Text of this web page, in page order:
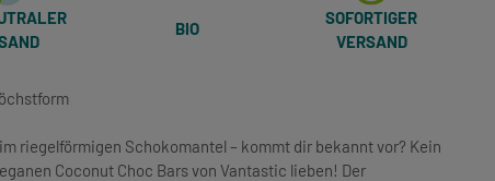
BIO
SOFORTIGER
VERSAND
riegelförmigen Schokomantel – kommt dir bekannt vor? Kein
Coconut Choc Bars von Vantastic lieben! Der